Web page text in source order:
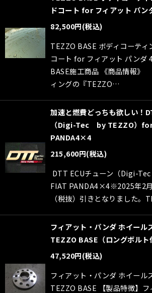
ドコート for フィアット パ
82,500円(税込)
TEZZO BASE ボディコーティ
コート for フィアット パン
BASE施工商品 《商品情報》
ィングの『TEZZO…
加速と燃費どっちも欲しい！
（Digi-Tec by TEZZO）
PANDA4×4
215,600円(税込)
DTT ECUチューン（Digi-
FIAT PANDA4×4※2025年2
（税抜）引きとなりました
フィアット・パンダ ホイール
TEZZO BASE（ロングボルト
47,520円(税込)
フィアット・パンダ ホイール
TEZZO BASE 【製品特徴】